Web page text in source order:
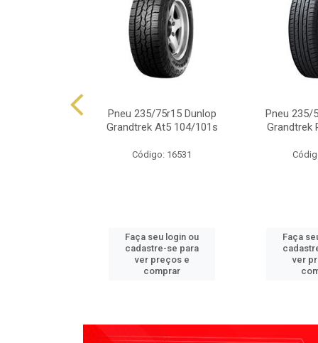
Pneu 235/75r15 Dunlop
Grandtrek At5 104/101s
Código: 16531
Faça seu login ou
cadastre-se para
ver preços e
comprar
Pneu 235/
Grandtrek
Faça
ver